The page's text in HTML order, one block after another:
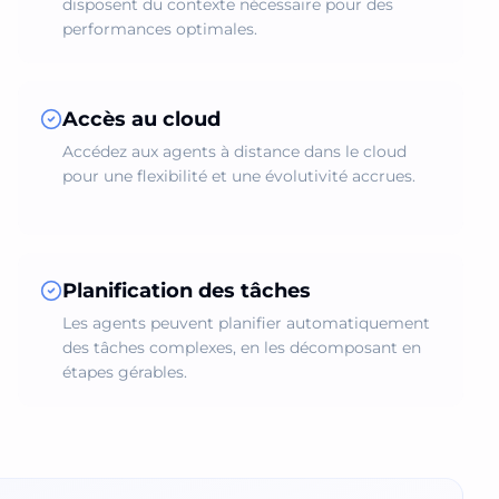
disposent du contexte nécessaire pour des
performances optimales.
Accès au cloud
Accédez aux agents à distance dans le cloud
pour une flexibilité et une évolutivité accrues.
Planification des tâches
Les agents peuvent planifier automatiquement
des tâches complexes, en les décomposant en
étapes gérables.